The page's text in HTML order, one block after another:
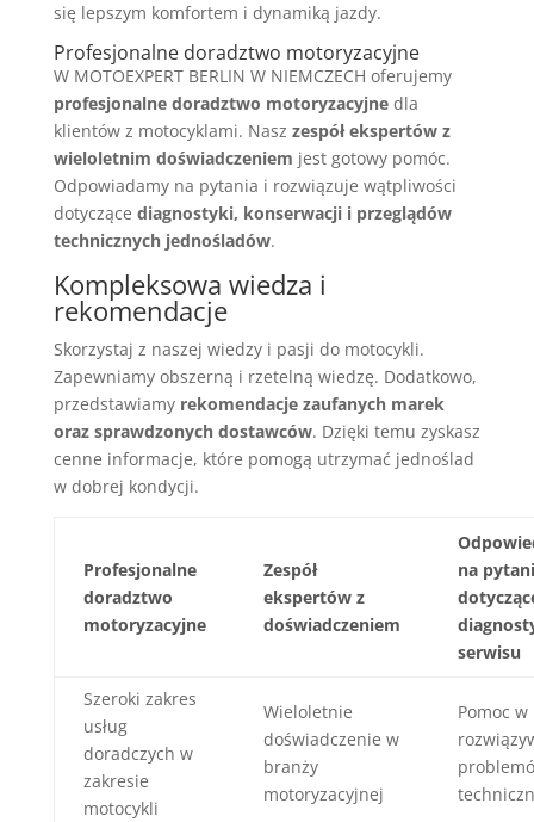
się lepszym komfortem i dynamiką jazdy.
Profesjonalne doradztwo motoryzacyjne
W MOTOEXPERT BERLIN W NIEMCZECH oferujemy
profesjonalne doradztwo motoryzacyjnedla
klientów z motocyklami. Nasz zespół ekspertów z
wieloletnim doświadczeniem jest gotowy pomóc.
Odpowiadamy na pytania i rozwiązuje wątpliwości
dotyczące diagnostyki, konserwacji i przeglądów
technicznych jednośladów.
Kompleksowa wiedza i
rekomendacje
Skorzystaj z naszej wiedzy i pasji do motocykli.
Zapewniamy obszerną i rzetelną wiedzę. Dodatkowo,
przedstawiamy rekomendacje zaufanych marek
oraz sprawdzonych dostawców. Dzięki temu zyskasz
cenne informacje, które pomogą utrzymać jednoślad
w dobrej kondycji.
Profesjonalne
doradztwo
motoryzacyjne
Zespół
ekspertów z
doświadczeniem
na
serwisu
Szeroki zakres
usług
doradczych w
zakresie
motocykli
Wieloletnie
doświadczenie w
branży
motoryzacyjnej
Pomoc w